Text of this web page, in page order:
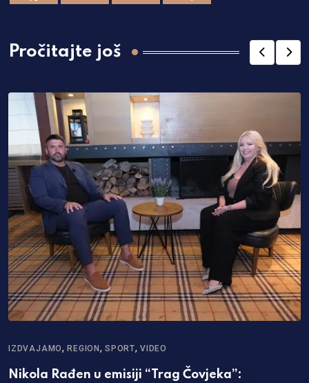
Pročitajte još
IZDVAJAMO,REGION,SPORT,VIDEO
Nikola Rađen u emisiji “Trag Čovjeka”: